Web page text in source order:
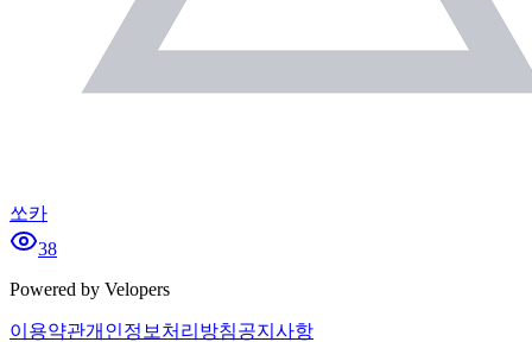
쏘카
38
Powered by Velopers
이용약관개인정보처리방침공지사항